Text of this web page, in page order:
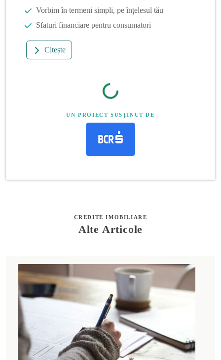
Vorbim în termeni simpli, pe înțelesul tău
Sfaturi financiare pentru consumatori
Citește
UN PROIECT SUSȚINUT DE
CREDITE IMOBILIARE
Alte Articole